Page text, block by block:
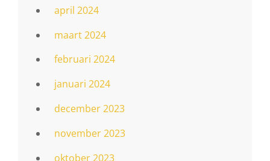
april 2024
maart 2024
februari 2024
januari 2024
december 2023
november 2023
oktober 2023